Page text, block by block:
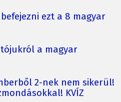
ezt a 8 magyar
a magyar
2-nek nem sikerül!
KVÍZ